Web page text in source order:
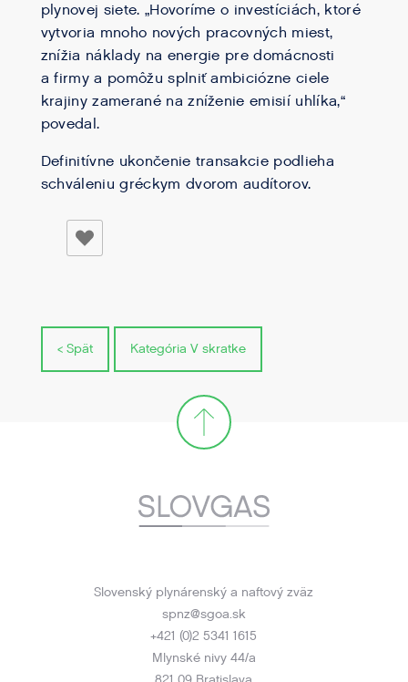
plynovej siete. „Hovoríme o investíciách, ktoré
vytvoria mnoho nových pracovných miest,
znížia náklady na energie pre domácnosti
a firmy a pomôžu splniť ambiciózne ciele
krajiny zamerané na zníženie emisií uhlíka,“
povedal.
Definitívne ukončenie transakcie podlieha
schváleniu gréckym dvorom audítorov.
< Spät Kategória V skratke
Slovenský plynárenský a naftový zväz
spnz@sgoa.sk
+421 (0)2 5341 1615
Mlynské nivy 44/a